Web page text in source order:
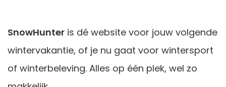
SnowHunter is dé website voor jouw volgende
wintervakantie, of je nu gaat voor wintersport
of winterbeleving. Alles op één plek, wel zo